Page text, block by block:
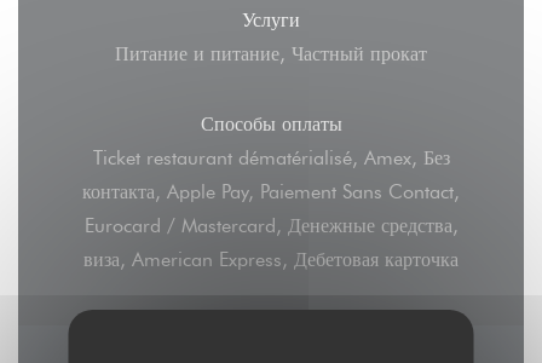
Услуги
Питание и питание, Частный прокат
Способы оплаты
Ticket restaurant dématérialisé, Amex, Без
контакта, Apple Pay, Paiement Sans Contact,
Eurocard / Mastercard, Денежные средства,
виза, American Express, Дебетовая карточка